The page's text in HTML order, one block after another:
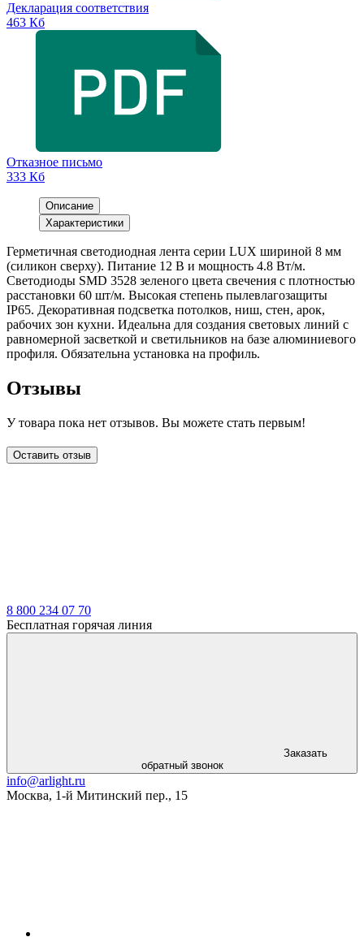
Декларация соответствия
463 Кб
Отказное письмо
333 Кб
Описание
Характеристики
Герметичная светодиодная лента серии LUX шириной 8 мм
(силикон сверху). Питание 12 В и мощность 4.8 Вт/м.
Светодиоды SMD 3528 зеленого цвета свечения с плотностью
расстановки 60 шт/м. Высокая степень пылевлагозащиты
IP65. Декоративная подсветка потолков, ниш, стен, арок,
рабочих зон кухни. Идеальна для создания световых линий с
равномерной засветкой и светильников на базе алюминиевого
профиля. Обязательна установка на профиль.
Отзывы
У товара пока нет отзывов. Вы можете стать первым!
Оставить отзыв
8 800 234 07 70
Бесплатная горячая линия
Заказать
обратный звонок
info@arlight.ru
Москва, 1-й Митинский пер., 15